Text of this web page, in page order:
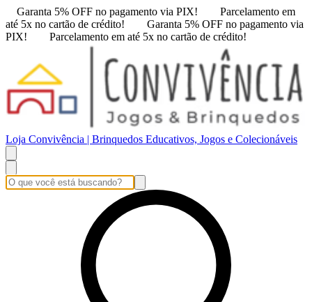
Garanta 5% OFF no pagamento via PIX!
Parcelamento em
até 5x no cartão de crédito!
Garanta 5% OFF no pagamento via
PIX!
Parcelamento em até 5x no cartão de crédito!
Loja Convivência | Brinquedos Educativos, Jogos e Colecionáveis